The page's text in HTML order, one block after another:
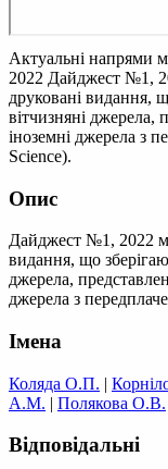
Актуальні напрями
2022 Дайджест №1,
друковані видання,
вітчизняні джерела,
іноземні джерела з
Science).
Опис
Дайджест №1, 2022
видання, що
джерела,
джерела з
Імена
Коляда О.П. |
А.М. | Полякова О.В.
Відповідальні